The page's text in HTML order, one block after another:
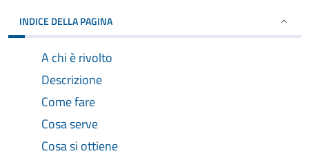
INDICE DELLA PAGINA
A chi è rivolto
Descrizione
Come fare
Cosa serve
Cosa si ottiene